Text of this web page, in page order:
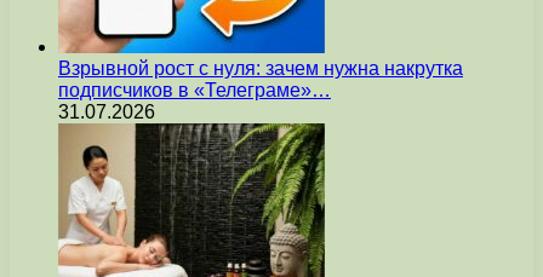
Взрывной рост с нуля: зачем нужна накрутка
подписчиков в «Телеграме»…
31.07.2026